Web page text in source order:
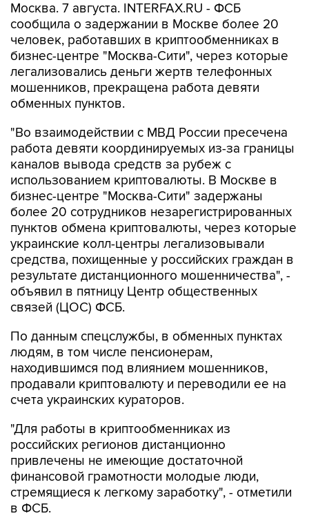
Москва. 7 августа. INTERFAX.RU - ФСБ
сообщила о задержании в Москве более 20
человек, работавших в криптообменниках в
бизнес-центре "Москва-Сити", через которые
легализовались деньги жертв телефонных
мошенников, прекращена работа девяти
обменных пунктов.
"Во взаимодействии с МВД России пресечена
работа девяти координируемых из-за границы
каналов вывода средств за рубеж с
использованием криптовалюты. В Москве в
бизнес-центре "Москва-Сити" задержаны
более 20 сотрудников незарегистрированных
пунктов обмена криптовалюты, через которые
украинские колл-центры легализовывали
средства, похищенные у российских граждан в
результате дистанционного мошенничества", -
объявил в пятницу Центр общественных
связей (ЦОС) ФСБ.
По данным спецслужбы, в обменных пунктах
людям, в том числе пенсионерам,
находившимся под влиянием мошенников,
продавали криптовалюту и переводили ее на
счета украинских кураторов.
"Для работы в криптообменниках из
российских регионов дистанционно
привлечены не имеющие достаточной
финансовой грамотности молодые люди,
стремящиеся к легкому заработку", - отметили
в ФСБ.